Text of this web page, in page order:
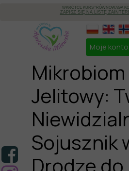
Moje konto
WKRÓTCE KURS "RÓWNOWAGA
ZAPISZ SIĘ NA LISTĘ
Mikrobiom
Jelitowy:
Sojusznik
Drodze do